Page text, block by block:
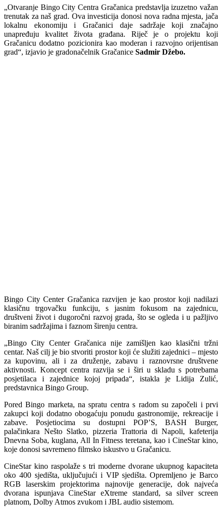
„Otvaranje Bingo City Centra Gračanica predstavlja izuzetno važan
trenutak za naš grad. Ova investicija donosi nova radna mjesta, jača
lokalnu ekonomiju i Gračanici daje sadržaje koji značajno
unapređuju kvalitet života građana. Riječ je o projektu koji
Gračanicu dodatno pozicionira kao moderan i razvojno orijentisan
grad“, izjavio je gradonačelnik Gračanice Sadmir Džebo.
Bingo City Center Gračanica razvijen je kao prostor koji nadilazi
klasičnu trgovačku funkciju, s jasnim fokusom na zajednicu,
društveni život i dugoročni razvoj grada, što se ogleda i u pažljivo
biranim sadržajima i faznom širenju centra.
„Bingo City Center Gračanica nije zamišljen kao klasični tržni
centar. Naš cilj je bio stvoriti prostor koji će služiti zajednici – mjesto
za kupovinu, ali i za druženje, zabavu i raznovrsne društvene
aktivnosti. Koncept centra razvija se i širi u skladu s potrebama
posjetilaca i zajednice kojoj pripada“, istakla je Lidija Zulić,
predstavnica Bingo Group.
Pored Bingo marketa, na spratu centra s radom su započeli i prvi
zakupci koji dodatno obogaćuju ponudu gastronomije, rekreacije i
zabave. Posjetiocima su dostupni POP’S, BASH Burger,
palačinkara Nešto Slatko, pizzeria Trattoria di Napoli, kafeterija
Dnevna Soba, kuglana, All In Fitness teretana, kao i CineStar kino,
koje donosi savremeno filmsko iskustvo u Gračanicu.
CineStar kino raspolaže s tri moderne dvorane ukupnog kapaciteta
oko 400 sjedišta, uključujući i VIP sjedišta. Opremljeno je Barco
RGB laserskim projektorima najnovije generacije, dok najveća
dvorana ispunjava CineStar eXtreme standard, sa silver screen
platnom, Dolby Atmos zvukom i JBL audio sistemom.